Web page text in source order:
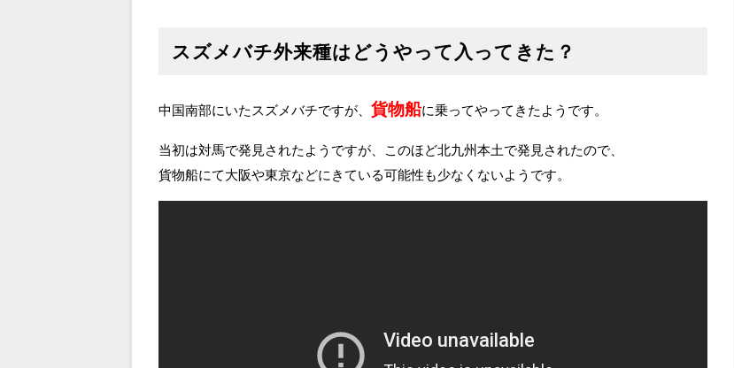
スズメバチ外来種はどうやって入ってきた？
中国南部にいたスズメバチですが、 貨物船に乗ってやってきたようです。
当初は対馬で発見されたようですが、このほど北九州本土で発見されたので、
貨物船にて大阪や東京などにきている可能性も少なくないようです。